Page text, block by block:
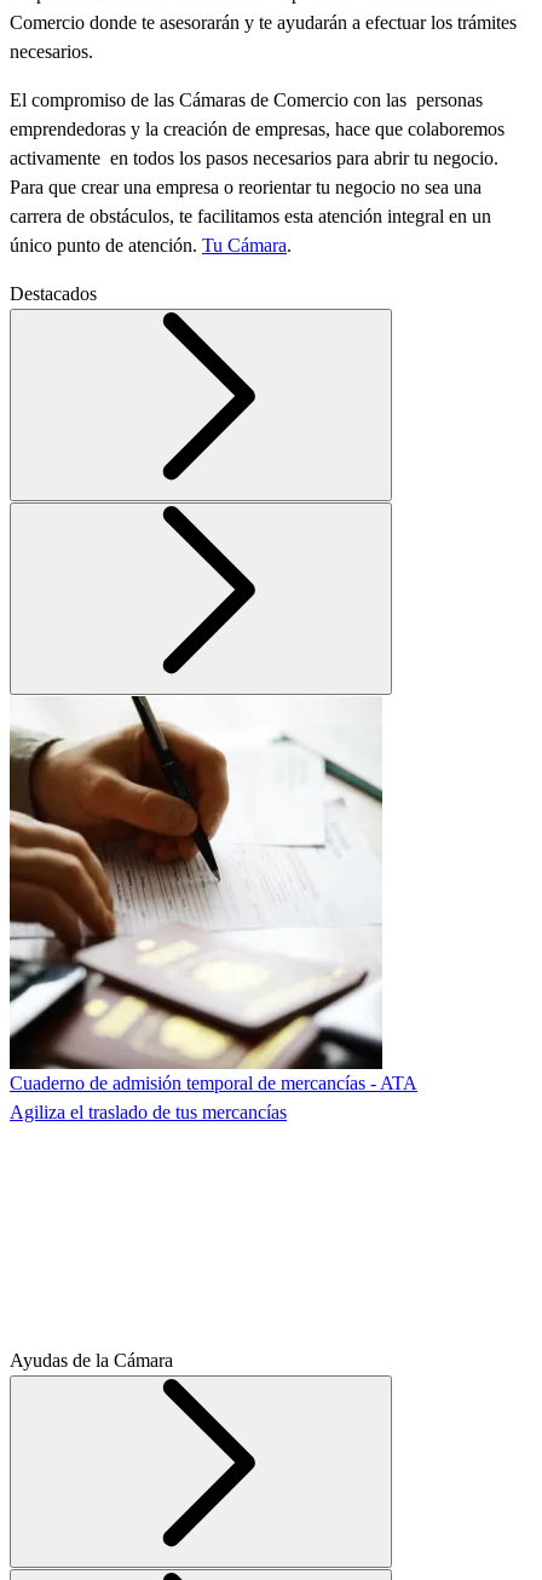
Comercio donde te asesorarán y te ayudarán a efectuar los trámites
necesarios.
El compromiso de las Cámaras de Comercio con las personas
emprendedoras y la creación de empresas, hace que colaboremos
activamente en todos los pasos necesarios para abrir tu negocio.
Para que crear una empresa o reorientar tu negocio no sea una
carrera de obstáculos, te facilitamos esta atención integral en un
único punto de atención. Tu Cámara.
Destacados
Cuaderno de admisión temporal de mercancías - ATA
Agiliza el traslado de tus mercancías
Ayudas de la Cámara